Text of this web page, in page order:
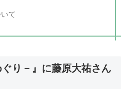
て
り－ 』に藤原大祐さん